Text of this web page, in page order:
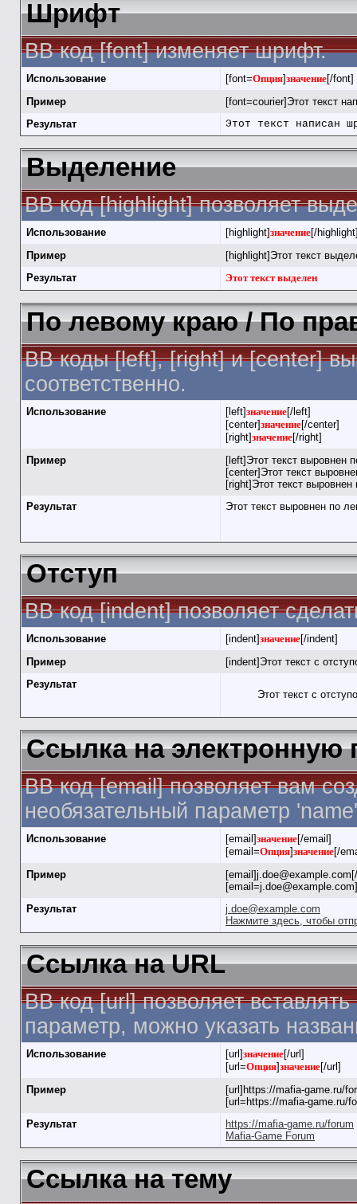
Шрифт
BB код [font] изменяет шрифт.
Использование [font=Опция]значение[/font]
Пример
[font=courier]Этот текст
Результат
Этот текст написан
Выделение
BB код [highlight] позволяет
Использование [highlight]значение[/
Пример
[highlight]Этот текст
Результат
Этот текст выделен
По левому краю / По
BB коды [left], [right] и [center]
соответственно.
Использование [left]значение[/left]
[center]значение[/center]
[right]значение[/right]
Пример
[left]Этот текст выровнен
[center]Этот текст
[right]Этот текст
Результат
Этот текст выровнен по
Отступ
BB код [indent] позволяет
Использование [indent]значение[/indent]
Пример
[indent]Этот текст с
Результат
Этот текст с
Ссылка на электронную
BB код [email] позволяет вам
необязательный параметр
Использование [email]значение[/email]
[email=Опция]значение[/
Пример
Результат
j.doe@example.com
Нажмите здесь, чтобы
Ссылка на URL
BB код [url] позволяет
параметр, можно указать
Использование [url]значение[/url]
[url=Опция]значение[/url]
Пример
[url]https://mafia-game.ru/
[url=https://mafia-game.ru/
Результат
https://mafia-game.ru/forum
Mafia-Game Forum
Ссылка на тему